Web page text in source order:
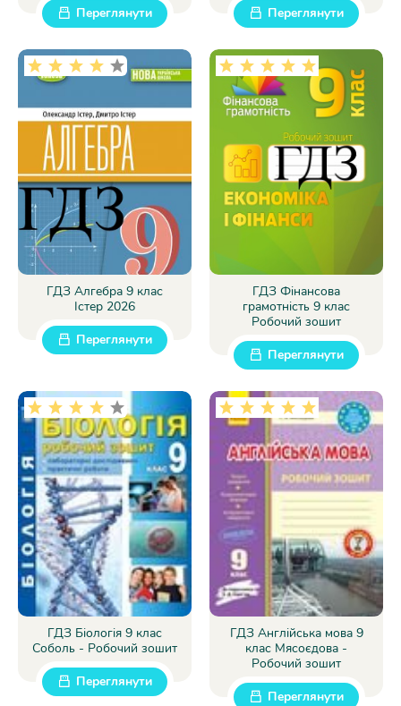
Переглянути
Переглянути
ГДЗ Алгебра 9 клас
Істер 2026
Переглянути
ГДЗ Фінансова
грамотність 9 клас
Робочий зошит
Переглянути
ГДЗ Біологія 9 клас
Соболь - Робочий зошит
Переглянути
ГДЗ Англійська мова 9
клас Мясоєдова -
Робочий зошит
Переглянути